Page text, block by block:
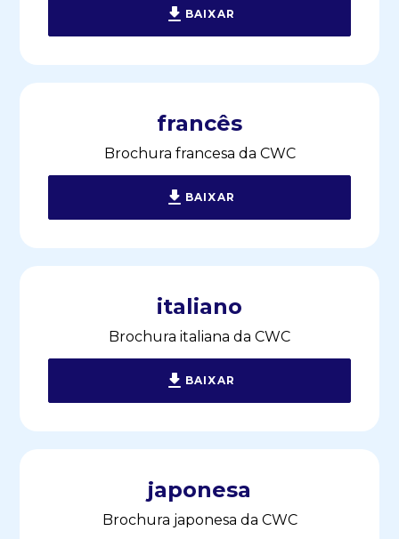
BAIXAR
francês
Brochura francesa da CWC
BAIXAR
italiano
Brochura italiana da CWC
BAIXAR
japonesa
Brochura japonesa da CWC